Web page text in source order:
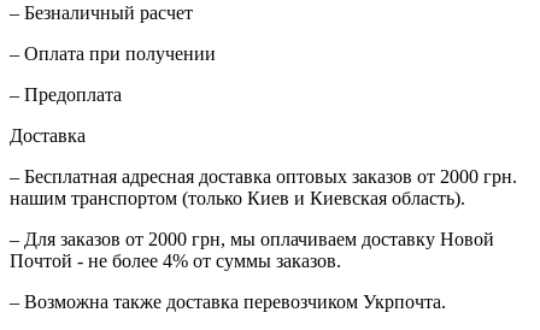
– Безналичный расчет
– Оплата при получении
– Предоплата
Доставка
– Бесплатная адресная доставка оптовых заказов от 2000 грн.
нашим транспортом (только Киев и Киевская область).
– Для заказов от 2000 грн, мы оплачиваем доставку Новой
Почтой - не более 4% от суммы заказов.
– Возможна также доставка перевозчиком Укрпочта.